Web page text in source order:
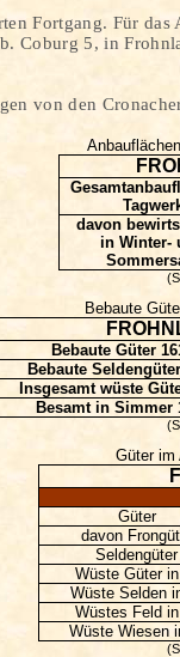
Fortgang. Für
b. Coburg 5, in
von den
davon
in Winter-
Bebaute
Bebaute Güter
Bebaute Seldengüter
Insgesamt wüste
Besamt in Simmer
Güter im
Güter
davon
Seldengüter
Wüste Güter
WüsteSelden
Wüstes Feld
Wüste Wiesen